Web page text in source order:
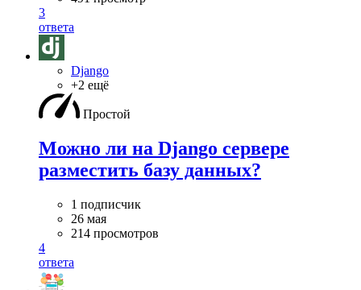
3
ответа
Django
+2 ещё
Простой
Можно ли на Django сервере
разместить базу данных?
1 подписчик
26 мая
214 просмотров
4
ответа